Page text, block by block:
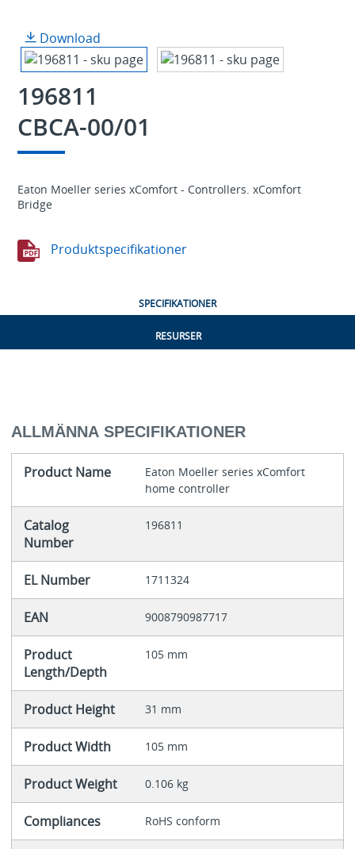
Download
196811
CBCA-00/01
Eaton Moeller series xComfort - Controllers. xComfort
Bridge
Produktspecifikationer
SPECIFIKATIONER
RESURSER
ALLMÄNNA SPECIFIKATIONER
Product Name
Eaton Moeller series xComfort
home controller
Catalog
Number
196811
EL Number 1711324
EAN 9008790987717
Product
Length/Depth
105 mm
Product Height 31 mm
Product Width 105 mm
Product Weight 0.106 kg
Compliances RoHS conform